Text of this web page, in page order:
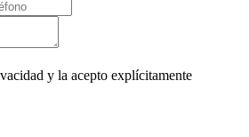
y la acepto explícitamente